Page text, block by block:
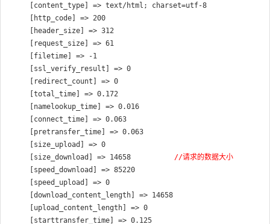
    [size_download] => 14658
//请求的数据大小